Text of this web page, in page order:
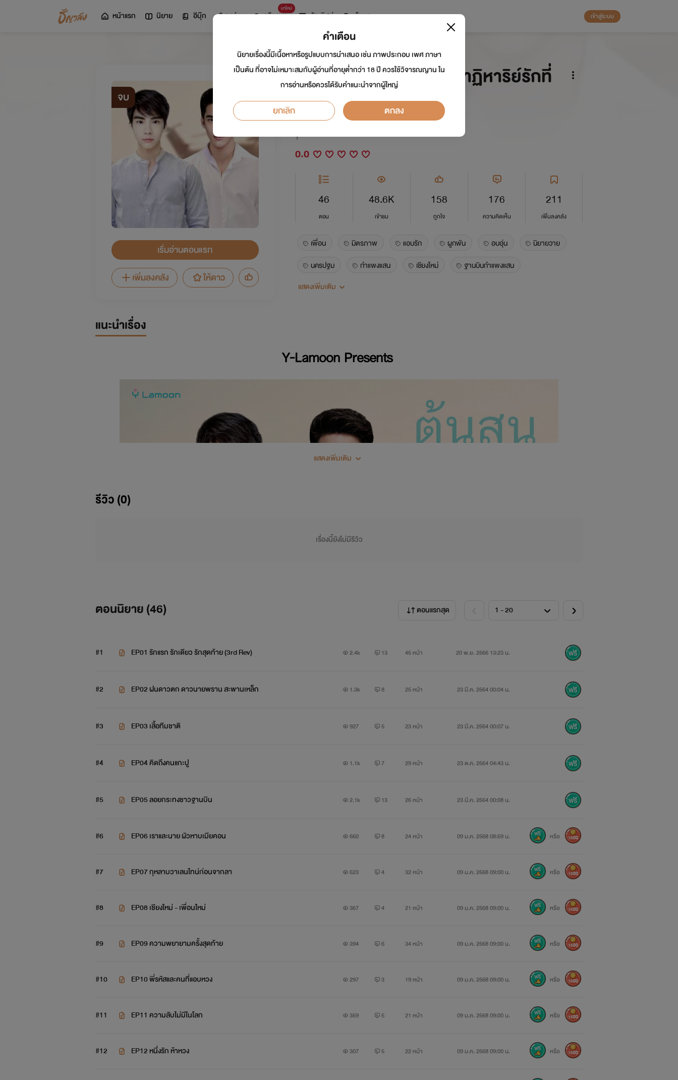
หน้าแรก นิยาย อีบุ๊ก การ์ตูน
มาใหม่
ดรีมแชท ธัญลิสต์ ค้นหา เข้าสู่ระบบ
จบ
เริ่มอ่านตอนแรก
เพิ่มลงคลัง
ให้ดาว
[ยกเลิก!!!] ต้น-สน: ปาฏิหาริย์รักที่
รอคอย
นักเขียน:วายละมุน
Y
0.0
46
ตอน
48.6K
เข้าชม
158
ถูกใจ
176
ความคิดเห็น
211
เพิ่มลงคลัง
เพื่อน มิตรภาพ แอบรัก ผูกพัน อบอุ่น
นิยายวาย
นครปฐม
กำแพงแสน เชียงใหม่
ฐานบินกำแพงแสน
มัธยมฐานบินกำแพงแสน
แสดงเพิ่มเติม
แนะนำเรื่อง
Y-Lamoon Presents
สุดท้ายอย่างที่ต้นเคยอธิษฐานไว้
พลานุภาพแห่งรักแท้ได้
นิยายที่เหมือนไม่ใช่นิยาย
เรื่องนี้จะพาคุณเดินทางไปพร้อมกับต้นและสน ตั้งแต่วันที่รักแรกเริ่มต้น จนถึงวันที่รักสุดท้ายลงเอยกับใครสักคนที่ฟ้า
ปาฏิหาริย์รัก 5 ครั้งคือด่านทดสอบเพื่อรางวัลชีวิตที่สูงค่า นั่นคือ…รักแรก รักเดียวและรักสุดท้ายที่รอคอย
ที่ผมทุ่มเทสร้างขึ้นจากความรัก เลือดเนื้อ น้ำตาและจิตวิญญาณทั้งหมดที่มี
ที่ผมจะพาย้อนสู่บรรยากาศซึ่ง
เรื่องสุดท้ายที่ผมจะรักและผูกพันกับตัวละครราวกับมีชีวิต ตั้งแต่วันแรกที่เขียน ไปจนถึงวันแห่งลมหายใจสุดท้ายของพี่ชายคนนี้
แสดงเพิ่มเติม
รีวิว (0)
เรื่องนี้ยังไม่มีรีวิว
ตอนนิยาย (46) ตอนแรกสุด
#1 EP01 รักแรก รักเดียว รักสุดท้าย (3rd Rev) 2.4k 13 45 หน้า 20 พ.ย. 2566 13:23 น.
#2 EP02 ฝนดาวตก ดาวนายพราน สะพานเหล็ก 1.3k 8 25 หน้า 23 มี.ค. 2564 00:04 น.
#3 EP03 เสื้อทีมชาติ 927 5 23 หน้า 23 มี.ค. 2564 00:07 น.
#4 EP04 คิดถึงคนแกะปู 1.1k 7 29 หน้า 23 ต.ค. 2564 04:43 น.
#5 EP05 ลอยกระทงชาวฐานบิน 2.1k 13 26 หน้า 23 มี.ค. 2564 00:08 น.
#6 EP06 เราและนาย ผัวหาบเมียคอน 660 8 24 หน้า 09 ม.ค. 2568 08:59 น. หรือ 1500
#7 EP07 กุหลาบวาเลนไทน์ก่อนจากลา 623 4 32 หน้า 09 ม.ค. 2568 09:00 น. หรือ 1500
#8 EP08 เชียงใหม่ - เพื่อนใหม่ 367 4 21 หน้า 09 ม.ค. 2568 09:00 น. หรือ 1500
#9 EP09 ความพยายามครั้งสุดท้าย 394 6 34 หน้า 09 ม.ค. 2568 09:00 น. หรือ 1500
#10 EP10 พี่รหัสและคนที่แอบหวง 297 3 19 หน้า 09 ม.ค. 2568 09:00 น. หรือ 1500
#11 EP11 ความลับไม่มีในโลก 359 5 21 หน้า 09 ม.ค. 2568 09:00 น. หรือ 1500
#12 EP12 หนึ่งรัก ห้าหวง 307 5 22 หน้า 09 ม.ค. 2568 09:00 น. หรือ 1500
คำเตือน
นิยายเรื่องนี้มีเนื้อหาหรือรูปแบบการนำเสนอ เช่น ภาพประกอบ เพศ ภาษา
เป็นต้น ที่อาจไม่เหมาะสมกับผู้อ่านที่อายุต่ำกว่า 18 ปี ควรใช้วิจารณญาน ใน
การอ่านหรือควรได้รับคำแนะนำจากผู้ใหญ่
ยกเลิก ตกลง